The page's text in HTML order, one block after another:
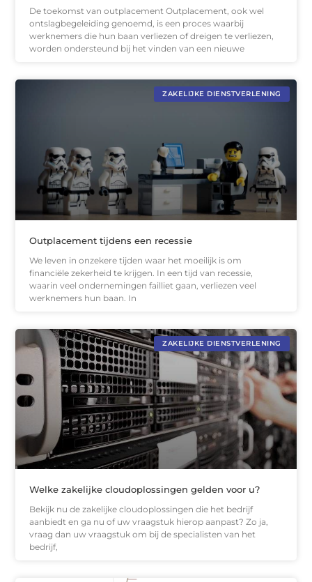
De toekomst van outplacement Outplacement, ook wel
ontslagbegeleiding genoemd, is een proces waarbij
werknemers die hun baan verliezen of dreigen te verliezen,
worden ondersteund bij het vinden van een nieuwe
ZAKELIJKE DIENSTVERLENING
Outplacement tijdens een recessie
We leven in onzekere tijden waar het moeilijk is om
financiële zekerheid te krijgen. In een tijd van recessie,
waarin veel ondernemingen failliet gaan, verliezen veel
werknemers hun baan. In
ZAKELIJKE DIENSTVERLENING
Welke zakelijke cloudoplossingen gelden voor u?
Bekijk nu de zakelijke cloudoplossingen die het bedrijf
aanbiedt en ga nu of uw vraagstuk hierop aanpast? Zo ja,
vraag dan uw vraagstuk om bij de specialisten van het
bedrijf,